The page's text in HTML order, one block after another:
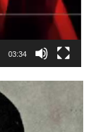
03:34